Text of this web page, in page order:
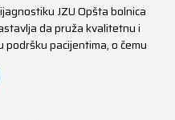
JZU Opšta bolnica
da pruža kvalitetnu i
pacijentima, o čemu
u periodu od 1. januara